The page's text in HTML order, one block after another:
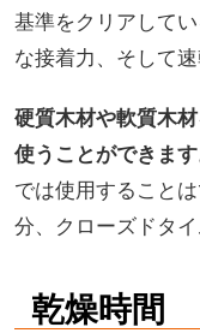
基準をクリアして
な接着力、そして速
硬質木材や軟質木
使うことができます
では使用すること
分、クローズドタイ
乾燥時間